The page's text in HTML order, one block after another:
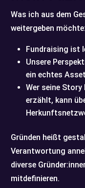
Was ich aus dem
weitergeben möchte:
Fundraising ist
Unsere
ein echtes
Wer seine
erzählt, kann
Gründen heißt
Verantwortung
diverse
mitdefinieren.